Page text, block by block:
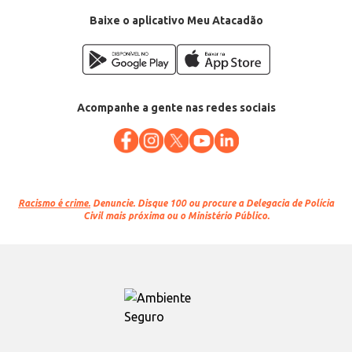
Baixe o aplicativo Meu Atacadão
Acompanhe a gente nas redes sociais
Racismo é crime. Denuncie. Disque 100 ou procure a Delegacia de Polícia
Civil mais próxima ou o Ministério Público.